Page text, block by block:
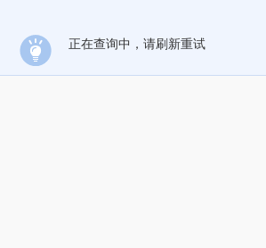
正在查询中，请刷新重试